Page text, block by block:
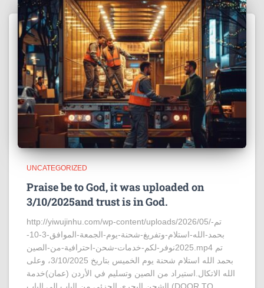
UNCATEGORIZED
Praise be to God, it was uploaded on
3/10/2025and trust is in God.
http://yiwujinhu.com/wp-content/uploads/2026/05/تم-
بحمد-الله-استلام-وتفريغ-شحنة-يوم-الجمعة-الموافق-3-10-
2025نوفر-لكم-خدمات-شحن-احترافية-من-الصين.mp4 تم
بحمد الله استلام شحنة يوم الخميس بتاريخ 3/10/2025، وعلى
الله الاتكال.استيراد من الصين وتسليم في الأردن (عمان)خدمة